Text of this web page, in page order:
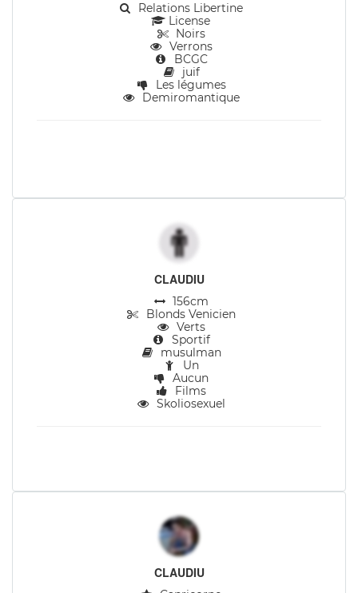
Relations Libertine
License
Noirs
Verrons
BCGC
juif
Les légumes
Demiromantique
CLAUDIU
156cm
Blonds Venicien
Verts
Sportif
musulman
Un
Aucun
Films
Skoliosexuel
CLAUDIU